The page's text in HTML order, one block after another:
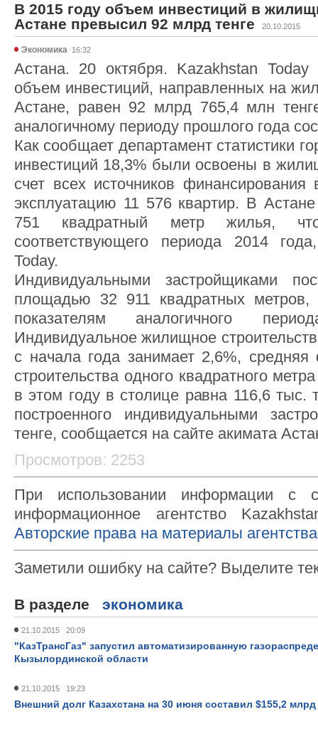
В 2015 году объем инвестиций в
Астане превысил 92 млрд тенге
20.10.2015
Экономика 16:32
Астана. 20 октября. Kazakhstan
объем инвестиций, направленных на
Астане, равен 92 млрд 765,4 млн
аналогичному периоду прошлого года
Как сообщает департамент статистики
инвестиций 18,3% были освоены в
счет всех источников
эксплуатацию 11 576 квартир. В
751 квадратный метр жилья,
соответствующего периода 2014
Today.
Индивидуальными застройщиками
площадью 32 911 квадратных метров,
показателям аналогичного
Индивидуальное жилищное
с начала года занимает 2,6%, средняя
строительства одного квадратного
в этом году в столице равна 116,6 тыс.
построенного индивидуальными
тенге, сообщается на сайте акимата
Просмотров: 2253
При использовании информации с
информационное агентство
Авторские права на материалы
Заметили ошибку на сайте? Выделите
В разделе экономика
21.10.2015 20:09
"КазТрансГаз" запустил автоматизированную
Кызылординской области
21.10.2015 19:23
Внешний долг Казахстана на 30 июня составил $155,2 млрд